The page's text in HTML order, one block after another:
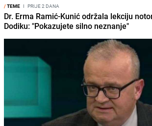
/TEME I PRIJE 2 DANA
Dr. Erma Ramić-Kunić održala lekciju
Dodiku: "Pokazujete silno neznanje"